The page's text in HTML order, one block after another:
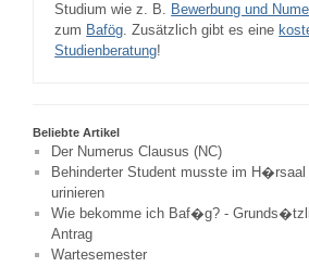
Studium wie z. B. Bewerbung und
zum Bafög. Zusätzlich gibt es eine
Studienberatung!
Beliebte Artikel
Der Numerus Clausus (NC)
Behinderter Student musste im
urinieren
Wie bekomme ich Baf�g? -
Antrag
Wartesemester